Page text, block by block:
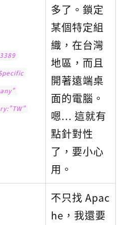
多了。鎖定
某個特定組
織，在台灣
地區，而且
開著遠端桌
面的電腦。
嗯... 這就有
點針對性
了，要小心
用。
不只找 Apac
he，我還要